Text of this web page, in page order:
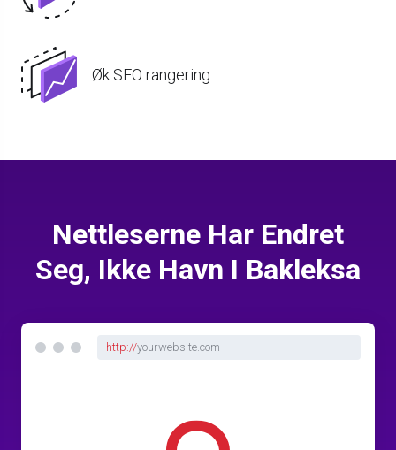
Øk SEO rangering
Nettleserne Har Endret
Seg, Ikke Havn I Bakleksa
http://yourwebsite.com